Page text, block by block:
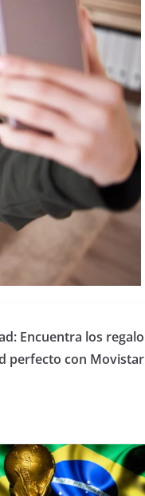
Encuentra los regalo
perfecto con Movistar